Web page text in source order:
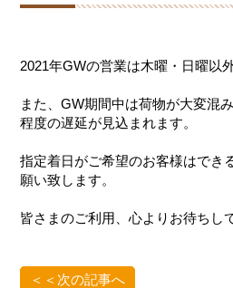
2021年GWの営業は木曜・日曜以
また、GW期間中は荷物が大変混
程度の遅延が見込まれます。
指定着日がご希望のお客様はでき
願い致します。
皆さまのご利用、心よりお待ちし
＜＜次の記事へ